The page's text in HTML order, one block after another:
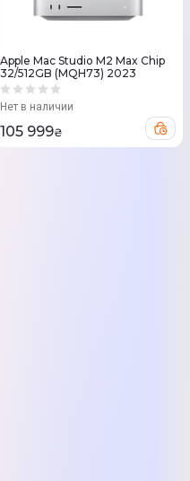
Apple Mac Studio M2 Max Chip
32/512GB (MQH73) 2023
Нет в наличии
105 999₴